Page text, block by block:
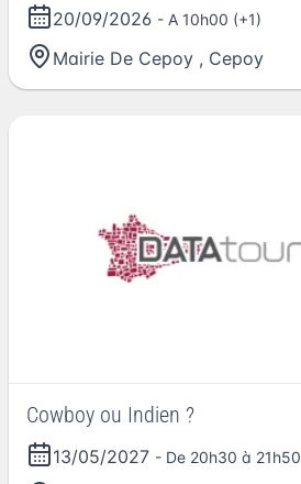
20/09/2026 - A 10h00 (+1)
Mairie De Cepoy , Cepoy
Cowboy ou Indien ?
13/05/2027 - De 20h30 à 21h50